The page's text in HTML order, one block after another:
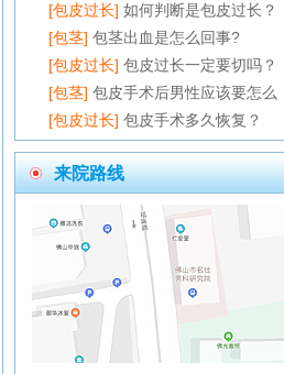
[包皮过长] 如何判断是包皮过长？
[包茎] 包茎出血是怎么回事?
[包皮过长] 包皮过长一定要切吗？
[包茎] 包皮手术后男性应该要怎么
[包皮过长] 包皮手术多久恢复？
来院路线